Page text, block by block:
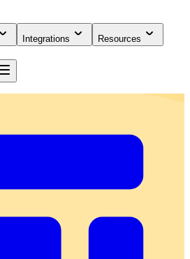
Integrations Resources